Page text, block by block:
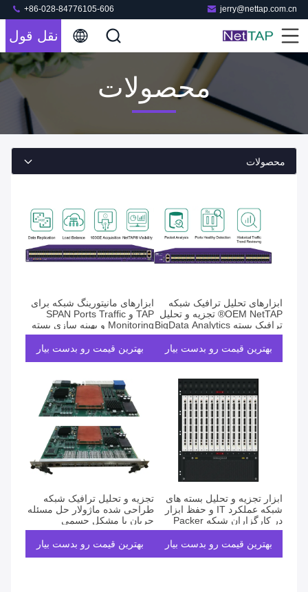
jerry@nettap.com.cn
+86-028-84776105-606
نقل قول
محصولات
محصولات
ابزارهای تحلیل ترافیک شبکه
OEM NetTAP® تجزیه و تحلیل
ترافیک بسته BigData Analytics
بهترین قیمت رو بدست بیار
ابزارهای مانیتورینگ شبکه برای
TAP و SPAN Ports Traffic
Monitoring و بهینه سازی بسته
ها
بهترین قیمت رو بدست بیار
ابزار تجزیه و تحلیل بسته های
شبکه عملکرد IT و حفظ ابزار
در کارگزاران شبکه Packer
بهترین قیمت رو بدست بیار
تجزیه و تحلیل ترافیک شبکه
طراحی شده ماژولار حل مسئله
جریان یا مشکل جسمی
بهترین قیمت رو بدست بیار